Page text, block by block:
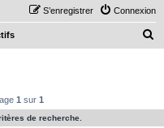
Connexion
S’enregistrer
e
1 sur 1
de recherche.